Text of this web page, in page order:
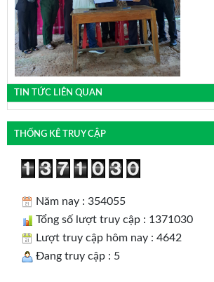
TIN TỨC LIÊN QUAN
THỐNG KÊ TRUY CẬP
Năm nay : 354055
Tổng số lượt truy cập : 1371030
Lượt truy cập hôm nay : 4642
Đang truy cập : 5